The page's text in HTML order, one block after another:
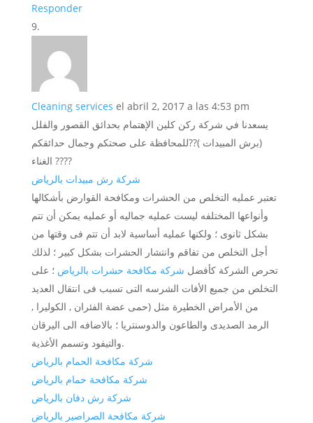
Responder
Cleaning services el abril 2, 2017 a las 4:53 pm
يسعدنا في شركة ركن كلين الإهتمام بحدائق القصور والفلل
(برش المبيدات )??للمحافظة على صحتكم وجمال حدائقكم
الغناء ????
شركة رش مبيدات بالرياض
تعتبر عمليه التخلص من الحشرات ومكافحة القوارض بأشكالها
وأنواعها المختلفه ليست عمليه جماليه أو عمليه يمكن أن تتم
بشكل ثانوى ؛ ولكنها عمليه أساسية لابد أن تتم فى وقتها من
أجل التخلص من تفاقم وانتشار الحشرات بشكل كبير ؛ لذلك
تحرص الشركة كأفضل شركة مكافحة حشرات بالرياض ؛ على
التخلص من جميع الأفات الشرسه التى تسبب فى انتقال العديد
من الأمراض الخطيرة مثل (حمى عضة الفئران , الكوليرا ,
الرمد الصديدى والطاعون والدوسنتريا ؛ بالاضافه الى اليرقان
والتيفود وتسمم الأغذية.
شركة مكافحة الحمام بالرياض
شركة مكافحة حمام بالرياض
شركة رش دفان بالرياض
شركة مكافحة الصراصير بالرياض